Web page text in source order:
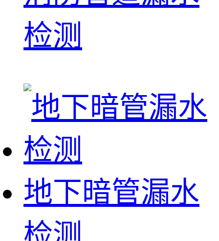
检测
地下暗管漏水